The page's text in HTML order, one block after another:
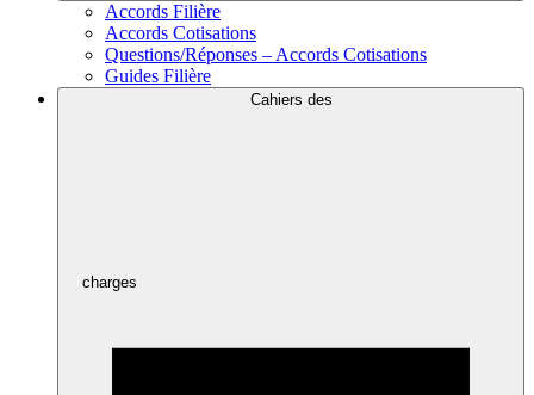
Accords Filière
Accords Cotisations
Questions/Réponses – Accords Cotisations
Guides Filière
Cahiers des
charges